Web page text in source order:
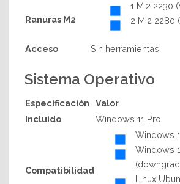
Ranuras M2
1 M.2 2230
2 M.2 2280
Acceso Sin herramientas
Sistema Operativo
Especificación
Valor
Incluido
Windows 11 Pro
Compatibilidad
Windows
Windows
Linux